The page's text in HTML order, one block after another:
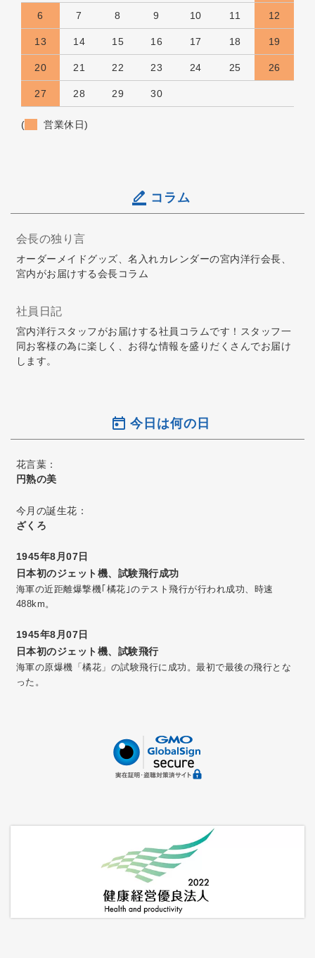
6 7 8 9 10 11 12
13 14 15 16 17 18 19
20 21 22 23 24 25 26
27 28 29 30
( 営業休日)
コラム
会長の独り言
オーダーメイドグッズ、名入れカレンダーの宮内洋行会長、
宮内がお届けする会長コラム
社員日記
宮内洋行スタッフがお届けする社員コラムです！スタッフ一
同お客様の為に楽しく、お得な情報を盛りだくさんでお届け
します。
今日は何の日
花言葉：
円熟の美
今月の誕生花：
ざくろ
1945年8月07日
日本初のジェット機、試験飛行成功
海軍の近距離爆撃機｢橘花｣のテスト飛行が行われ成功、時速
488km。
1945年8月07日
日本初のジェット機、試験飛行
海軍の原爆機「橘花」の試験飛行に成功。最初で最後の飛行とな
った。